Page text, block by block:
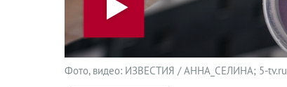
Фото, видео: ИЗВЕСТИЯ / АННА_СЕЛИНА; 5-tv.ru